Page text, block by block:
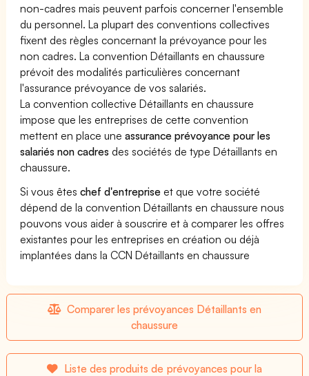
non-cadres mais peuvent parfois concerner l'ensemble
du personnel. La plupart des conventions collectives
fixent des règles concernant la prévoyance pour les
non cadres. La convention Détaillants en chaussure
prévoit des modalités particulières concernant
l'assurance prévoyance de vos salariés.
La convention collective Détaillants en chaussure
impose que les entreprises de cette convention
mettent en place uneassurance prévoyance pour les
salariés non cadres des sociétés de type Détaillants en
chaussure.
Si vous êteschef d'entreprise et que votre société
dépend de la convention Détaillants en chaussure nous
pouvons vous aider à souscrire et à comparer les offres
existantes pour les entreprises en création ou déjà
implantées dans la CCN Détaillants en chaussure
Comparer les prévoyances Détaillants en
chaussure
Liste des produits de prévoyances pour la